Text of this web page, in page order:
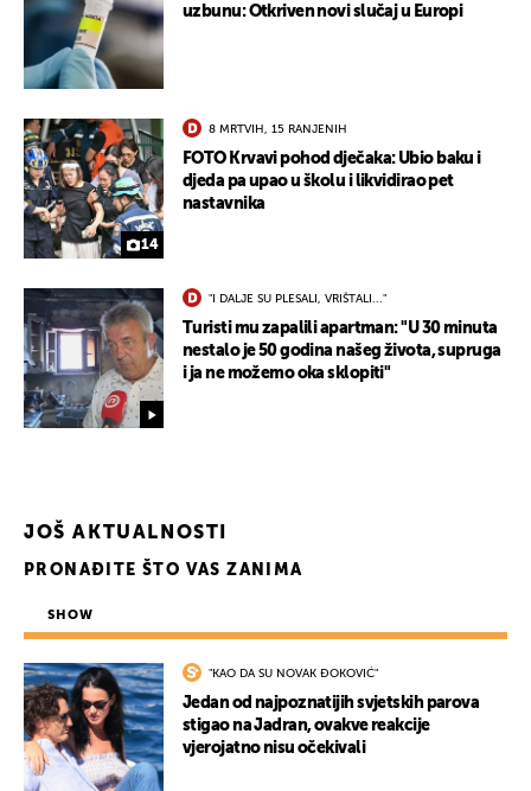
uzbunu: Otkriven novi slučaj u Europi
14
8 MRTVIH, 15 RANJENIH
FOTO Krvavi pohod dječaka: Ubio baku i
djeda pa upao u školu i likvidirao pet
nastavnika
"I DALJE SU PLESALI, VRIŠTALI..."
Turisti mu zapalili apartman: "U 30 minuta
nestalo je 50 godina našeg života, supruga
i ja ne možemo oka sklopiti"
JOŠ AKTUALNOSTI
PRONAĐITE ŠTO VAS ZANIMA
SHOW
"KAO DA SU NOVAK ĐOKOVIĆ"
Jedan od najpoznatijih svjetskih parova
stigao na Jadran, ovakve reakcije
vjerojatno nisu očekivali